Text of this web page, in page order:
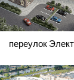
переулок